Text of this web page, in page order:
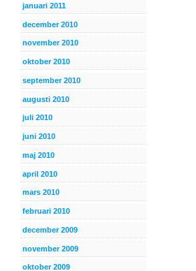
januari 2011
december 2010
november 2010
oktober 2010
september 2010
augusti 2010
juli 2010
juni 2010
maj 2010
april 2010
mars 2010
februari 2010
december 2009
november 2009
oktober 2009